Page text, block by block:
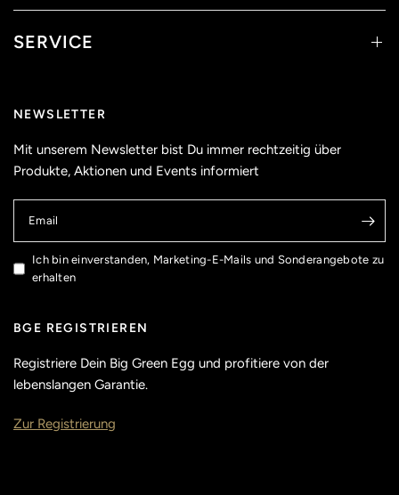
SERVICE
NEWSLETTER
Mit unserem Newsletter bist Du immer rechtzeitig über
Produkte, Aktionen und Events informiert
Email
Ich bin einverstanden, Marketing-E-Mails und Sonderangebote zu
erhalten
BGE REGISTRIEREN
Registriere Dein Big Green Egg und profitiere von der
lebenslangen Garantie.
Zur Registrierung